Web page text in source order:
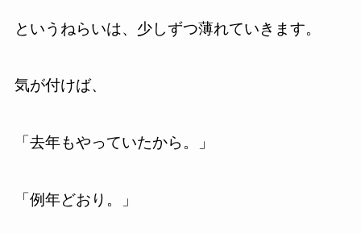
というねらいは、少しずつ薄れていきます。
気が付けば、
「去年もやっていたから。」
「例年どおり。」